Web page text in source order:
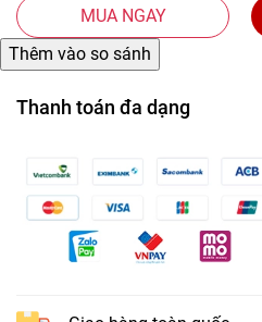
MUA NGAY
Thanh toán đa dạng